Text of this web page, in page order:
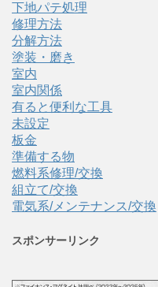
下地パテ処理
修理方法
分解方法
塗装・磨き
室内
室内関係
有ると便利な工具
未設定
板金
準備する物
燃料系修理/交換
組立て/交換
電気系/メンテナンス/交換
スポンサーリンク